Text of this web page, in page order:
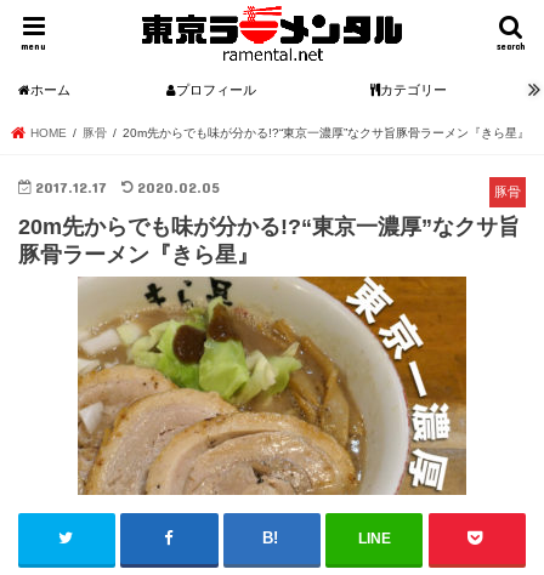
search
menu
ホーム プロフィール カテゴリー
HOME 豚骨 20m先からでも味が分かる!?“東京一濃厚”なクサ旨豚骨ラーメン『きら星』
豚骨
2017.12.17 2020.02.05
20m先からでも味が分かる!?“東京一濃厚”なクサ旨
豚骨ラーメン『きら星』
LINE